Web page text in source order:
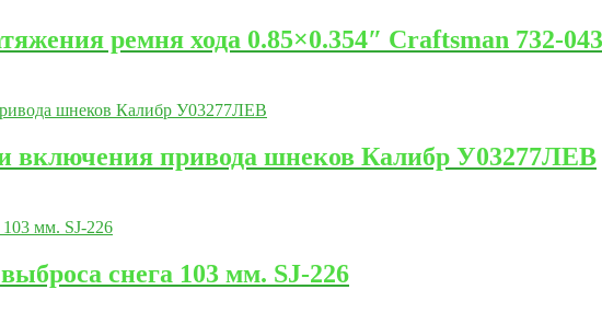
ремня хода 0.85×0.354″ Craftsman 732-
включения привода шнеков Калибр У03277ЛЕВ
снега 103 мм. SJ-226